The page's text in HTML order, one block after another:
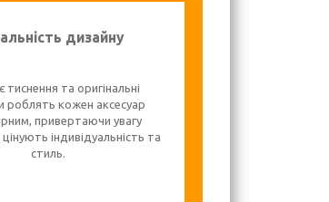
дизайну
та оригінальні
роблять кожен аксесуар
привертаючи увагу
цінують індивідуальність та
стиль.